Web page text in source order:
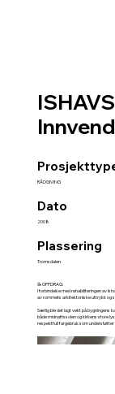
RÅDGIVING
Dato
2008
Plassering
Tromsdalen
📝OPPDRAG:
I forbindelse med rehabiliteringen av
av rommets arkitektoniske uttrykk og
Særlig ble det lagt vekt på bygningens
både midnattssolen og kirkens store
respektfull fargebruk som